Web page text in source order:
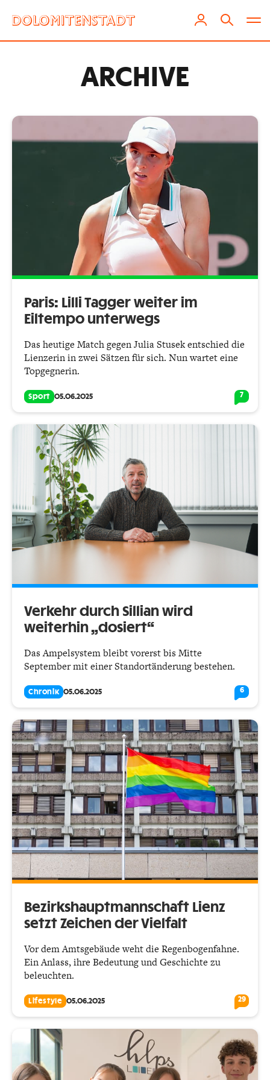
ARCHIVE
Paris: Lilli Tagger weiter im
Eiltempo unterwegs
Das heutige Match gegen Julia Stusek entschied die
Lienzerin in zwei Sätzen für sich. Nun wartet eine
Topgegnerin.
Sport 05.06.2025 7
Verkehr durch Sillian wird
weiterhin „dosiert“
Das Ampelsystem bleibt vorerst bis Mitte
September mit einer Standortänderung bestehen.
Chronik 05.06.2025 6
Bezirkshauptmannschaft Lienz
setzt Zeichen der Vielfalt
Vor dem Amtsgebäude weht die Regenbogenfahne.
Ein Anlass, ihre Bedeutung und Geschichte zu
beleuchten.
Lifestyle 05.06.2025 29